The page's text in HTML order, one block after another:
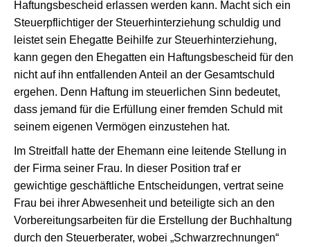
Haftungsbescheid erlassen werden kann. Macht sich ein
Steuerpflichtiger der Steuerhinterziehung schuldig und
leistet sein Ehegatte Beihilfe zur Steuerhinterziehung,
kann gegen den Ehegatten ein Haftungsbescheid für den
nicht auf ihn entfallenden Anteil an der Gesamtschuld
ergehen. Denn Haftung im steuerlichen Sinn bedeutet,
dass jemand für die Erfüllung einer fremden Schuld mit
seinem eigenen Vermögen einzustehen hat.
Im Streitfall hatte der Ehemann eine leitende Stellung in
der Firma seiner Frau. In dieser Position traf er
gewichtige geschäftliche Entscheidungen, vertrat seine
Frau bei ihrer Abwesenheit und beteiligte sich an den
Vorbereitungsarbeiten für die Erstellung der Buchhaltung
durch den Steuerberater, wobei „Schwarzrechnungen“